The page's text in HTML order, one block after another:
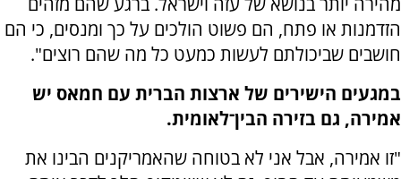
הזדמנות או פתח, הם פשוט הולכים על כך ומנסים, כי הם
חושבים שביכולתם לעשות כמעט כל מה שהם רוצים".
במגעים הישירים של ארצות הברית עם חמאס יש
אמירה, גם בזירה הבין־לאומית.
"זו אמירה, אבל אני לא בטוחה שהאמריקנים הבינו את